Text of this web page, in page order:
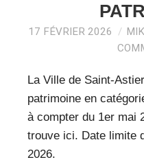
17 FÉVRIER 2026
La Ville de Saint-
patrimoine en
à compter du 1er mai
trouve ici. Date limite
2026.